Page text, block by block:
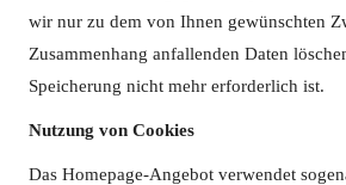
wir nur zu dem von Ihnen gewünschten
Zusammenhang anfallenden Daten
Speicherung nicht mehr erforderlich ist.
Nutzung von Cookies
Das Homepage-Angebot verwendet